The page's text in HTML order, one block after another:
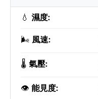
💧 濕度:
🌬️ 風速:
🌡️ 氣壓:
👁️ 能見度: